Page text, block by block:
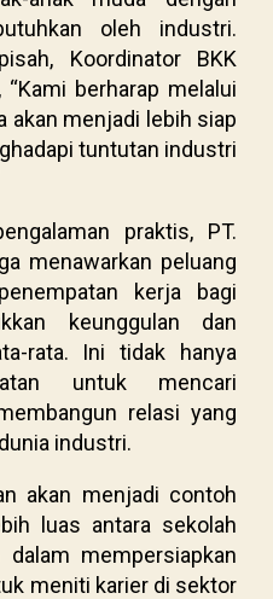
oleh industri.
Koordinator BKK
berharap melalui
akan menjadi lebih siap
tuntutan industri
praktis, PT.
menawarkan peluang
kerja bagi
keunggulan dan
rata. Ini tidak hanya
untuk mencari
relasi yang
industri.
akan menjadi contoh
luas antara sekolah
mempersiapkan
meniti karier di sektor